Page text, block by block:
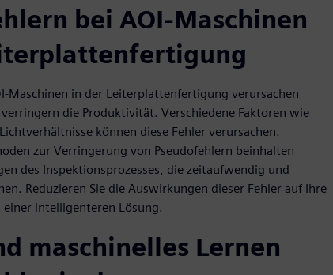
bei AOI-Maschinen
Maschinen in der Leiterplattenfertigung verursachen
die Produktivität. Verschiedene Faktoren wie
können diese Fehler verursachen.
zur Verringerung von Pseudofehlern beinhalten
des Inspektionsprozesses, die zeitaufwendig und
Reduzieren Sie die Auswirkungen dieser Fehler auf Ihre
intelligenteren Lösung.
maschinelles Lernen